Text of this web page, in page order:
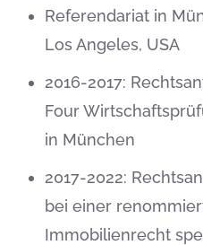
Referendariat in
Los Angeles, USA
2016-2017:
Four
in München
2017-2022:
bei einer
Immobilienrecht